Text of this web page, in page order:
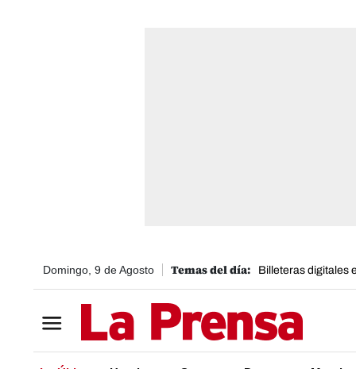
Domingo, 9 de Agosto Billeteras digitales